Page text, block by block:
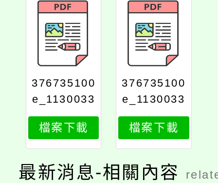
376735100
e_1130033
888_attach
1
檔案下載
376735100
e_1130033
888_print
檔案下載
最新消息-相關內容